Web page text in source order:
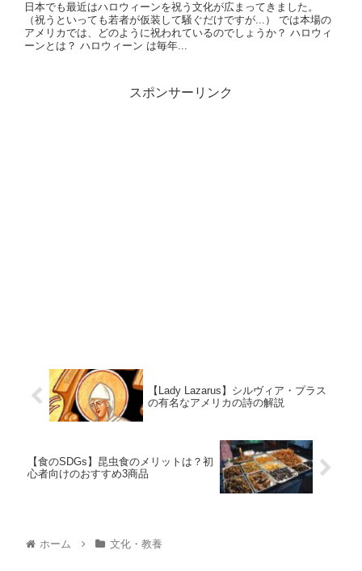
日本でも最近はハロウィーンを祝う文化が広まってきました。
（祝うといっても若者が仮装して騒ぐだけですが...） では本場の
アメリカでは、どのように祝われているのでしょうか？ ハロウィ
ーンとは？ ハロウィーン は毎年...
スポンサーリンク
【Lady Lazarus】シルヴィア・プラス
の有名なアメリカの詩の解説
【食のSDGs】昆虫食のメリットは？初
心者向けのおすすめ3商品
ホーム 文化・教養